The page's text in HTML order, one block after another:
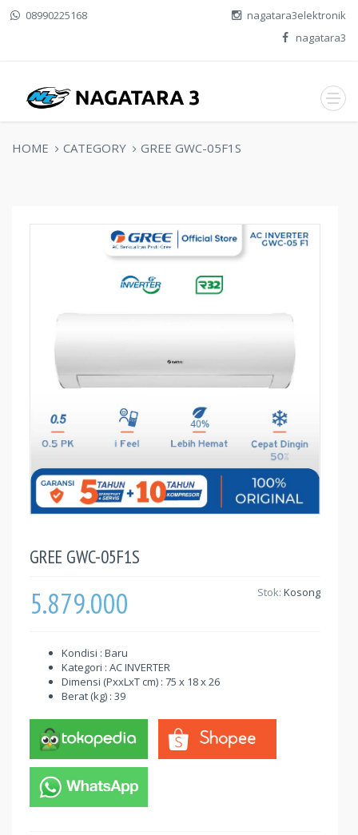
08990225168
nagatara3elektronik
nagatara3
HOME CATEGORY GREE GWC-05F1S
GREE GWC-05F1S
5.879.000 Stok: Kosong
Kondisi : Baru
Kategori : AC INVERTER
Dimensi (PxxLxT cm) : 75 x 18 x 26
Berat (kg) : 39